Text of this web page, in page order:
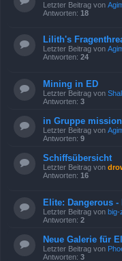
Letzter Beitrag von
Antworten: 18
Lilith's
Letzter Beitrag von
Antworten: 24
Mining in ED
Letzter Beitrag von
Antworten: 3
in Gruppe
Letzter Beitrag von
Antworten: 9
Schiffsübersicht
Letzter Beitrag von
Antworten: 16
Elite: Dangerous -
Letzter Beitrag von big-
Antworten: 2
Neue Galerie für
Letzter Beitrag von
Antworten: 3